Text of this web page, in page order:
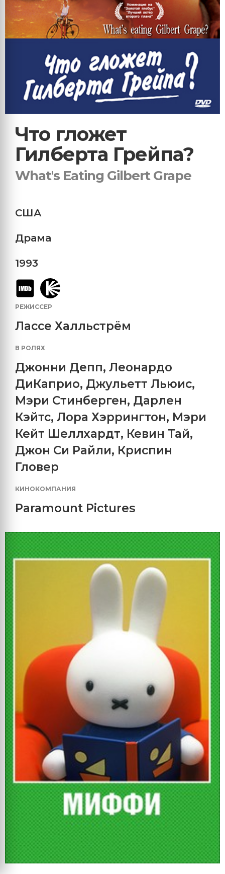
Что гложет
Гилберта Грейпа?
What's Eating Gilbert Grape
США
Драма
1993
РЕЖИССЕР
Лассе Халльстрём
В РОЛЯХ
Джонни Депп, Леонардо
ДиКаприо, Джульетт Льюис,
Мэри Стинберген, Дарлен
Кэйтс, Лора Хэррингтон, Мэри
Кейт Шеллхардт, Кевин Тай,
Джон Си Райли, Криспин
Гловер
КИНОКОМПАНИЯ
Paramount Pictures